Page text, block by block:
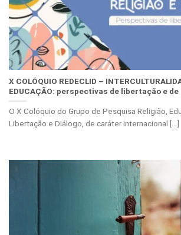
X COLÓQUIO REDECLID –
EDUCAÇÃO: perspectivas de libertação e
O X Colóquio do Grupo de Pesquisa Religião,
Libertação e Diálogo, de caráter internacional [...]